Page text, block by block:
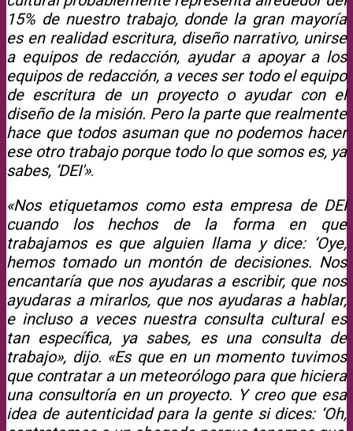
15% de nuestro trabajo, donde la gran mayoría
es en realidad escritura, diseño narrativo, unirse
a equipos de redacción, ayudar a apoyar a los
equipos de redacción, a veces ser todo el equipo
de escritura de un proyecto o ayudar con el
diseño de la misión. Pero la parte que realmente
hace que todos asuman que no podemos hacer
ese otro trabajo porque todo lo que somos es, ya
sabes, ‘DEI'».
«Nos etiquetamos como esta empresa de DEI
cuando los hechos de la forma en que
trabajamos es que alguien llama y dice: ‘Oye,
hemos tomado un montón de decisiones. Nos
encantaría que nos ayudaras a escribir, que nos
ayudaras a mirarlos, que nos ayudaras a hablar,
e incluso a veces nuestra consulta cultural es
tan específica, ya sabes, es una consulta de
trabajo», dijo. «Es que en un momento tuvimos
que contratar a un meteorólogo para que hiciera
una consultoría en un proyecto. Y creo que esa
idea de autenticidad para la gente si dices: ‘Oh,